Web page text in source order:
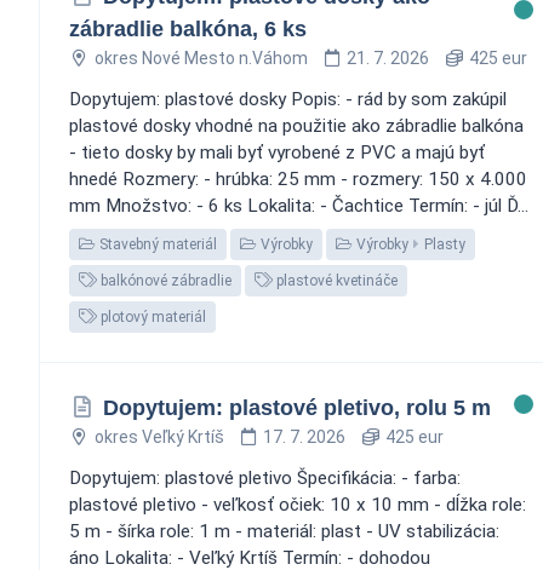
zábradlie balkóna, 6 ks
okres Nové Mesto n.Váhom 21. 7. 2026 425 eur
Dopytujem: plastové dosky Popis: - rád by som zakúpil
plastové dosky vhodné na použitie ako zábradlie balkóna
- tieto dosky by mali byť vyrobené z PVC a majú byť
hnedé Rozmery: - hrúbka: 25 mm - rozmery: 150 x 4.000
mm Množstvo: - 6 ks Lokalita: - Čachtice Termín: - júl Ď...
Stavebný materiál Výrobky Výrobky Plasty
balkónové zábradlie plastové kvetináče
plotový materiál
Dopytujem: plastové pletivo, rolu 5 m
okres Veľký Krtíš 17. 7. 2026 425 eur
Dopytujem: plastové pletivo Špecifikácia: - farba:
plastové pletivo - veľkosť očiek: 10 x 10 mm - dĺžka role:
5 m - šírka role: 1 m - materiál: plast - UV stabilizácia:
áno Lokalita: - Veľký Krtíš Termín: - dohodou